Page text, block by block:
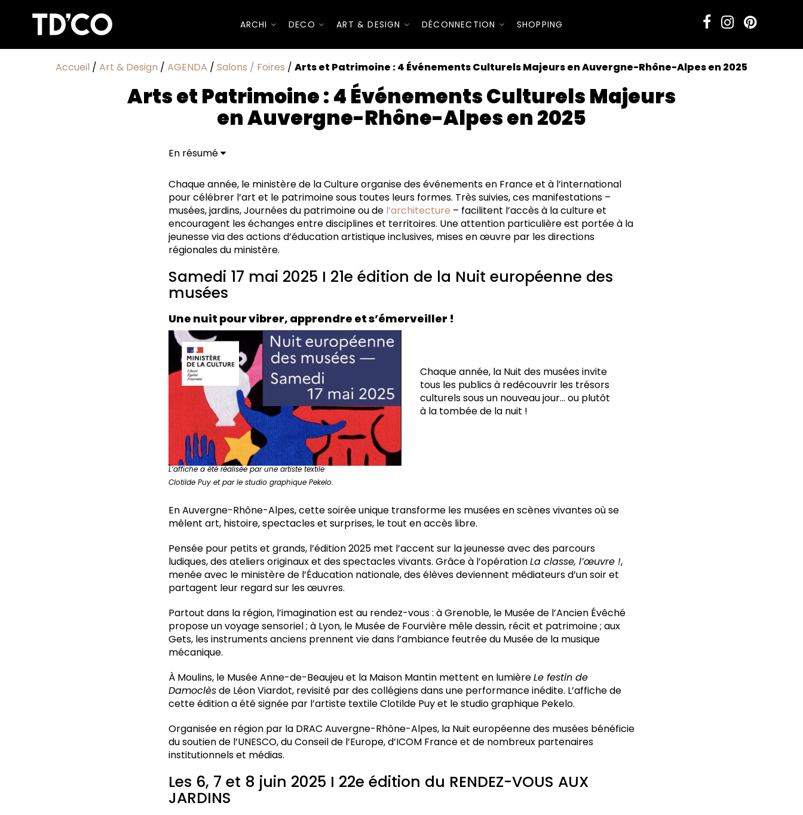
ARCHI DECO ART & DESIGN DÉCONNECTION SHOPPING
Accueil / Art & Design / AGENDA / Salons / Foires / Arts et Patrimoine : 4 Événements Culturels Majeurs en Auvergne-Rhône-Alpes en 2025
Arts et Patrimoine : 4 Événements Culturels Majeurs
en Auvergne-Rhône-Alpes en 2025
En résumé
Les 6, 7 et 8 juin 2025 I 22e édition du RENDEZ-VOUS AUX JARDINS
19, 20,21 septembre 2025 I 42e édition des JOURNÉES EUROPÉENNES DU PATRIMOINE
Les 16,17, 18, 19 octobre 2025 I 10e édition des JOURNÉES NATIONALES DE L’ARCHITECTURE
Chaque année, le ministère de la Culture organise des événements en France et à l’international
pour célébrer l’art et le patrimoine sous toutes leurs formes. Très suivies, ces manifestations –
musées, jardins, Journées du patrimoine ou de l’architecture – facilitent l’accès à la culture et
encouragent les échanges entre disciplines et territoires. Une attention particulière est portée à la
jeunesse via des actions d’éducation artistique inclusives, mises en œuvre par les directions
régionales du ministère.
Samedi 17 mai 2025 I 21e édition de la Nuit européenne des
musées
Une nuit pour vibrer, apprendre et s’émerveiller !
Chaque année, la Nuit des musées invite
tous les publics à redécouvrir les trésors
culturels sous un nouveau jour… ou plutôt
à la tombée de la nuit !
L’affiche a été réalisée par une artiste textile
Clotilde Puy et par le studio graphique Pekelo.
En Auvergne-Rhône-Alpes, cette soirée unique transforme les musées en scènes vivantes où se
mêlent art, histoire, spectacles et surprises, le tout en accès libre.
Pensée pour petits et grands, l’édition 2025 met l’accent sur la jeunesse avec des parcours
ludiques, des ateliers originaux et des spectacles vivants. Grâce à l’opérationLa classe, l’œuvre !,
menée avec le ministère de l’Éducation nationale, des élèves deviennent médiateurs d’un soir et
partagent leur regard sur les œuvres.
Partout dans la région, l’imagination est au rendez-vous : à Grenoble, le Musée de l’Ancien Évêché
propose un voyage sensoriel ; à Lyon, le Musée de Fourvière mêle dessin, récit et patrimoine ; aux
Gets, les instruments anciens prennent vie dans l’ambiance feutrée du Musée de la musique
mécanique.
À Moulins, le Musée Anne-de-Beaujeu et la Maison Mantin mettent en lumièreLe festin de
Damoclèsde Léon Viardot, revisité par des collégiens dans une performance inédite. L’affiche de
cette édition a été signée par l’artiste textile Clotilde Puy et le studio graphique Pekelo.
Organisée en région par la DRAC Auvergne-Rhône-Alpes, la Nuit européenne des musées bénéficie
du soutien de l’UNESCO, du Conseil de l’Europe, d’ICOM France et de nombreux partenaires
institutionnels et médias.
Les 6, 7 et 8 juin 2025 I 22e édition du RENDEZ-VOUS AUX
JARDINS